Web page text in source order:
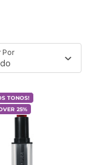
Por
TONOS!
25%